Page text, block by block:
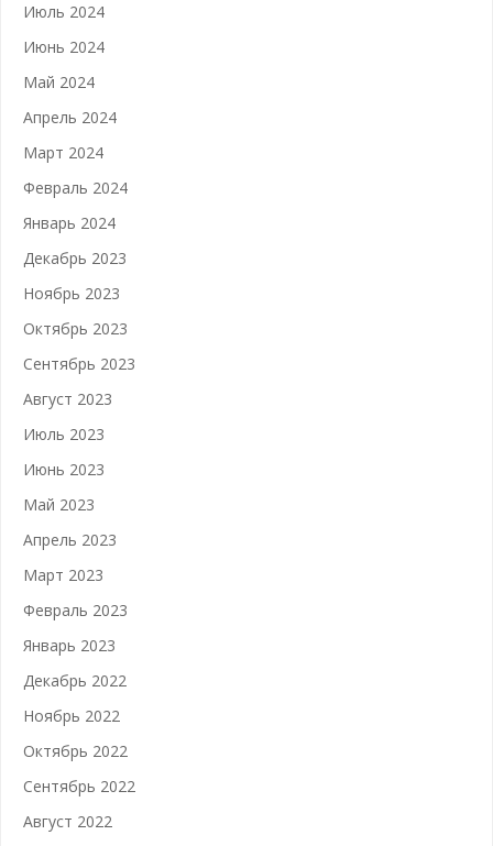
Июль 2024
Июнь 2024
Май 2024
Апрель 2024
Март 2024
Февраль 2024
Январь 2024
Декабрь 2023
Ноябрь 2023
Октябрь 2023
Сентябрь 2023
Август 2023
Июль 2023
Июнь 2023
Май 2023
Апрель 2023
Март 2023
Февраль 2023
Январь 2023
Декабрь 2022
Ноябрь 2022
Октябрь 2022
Сентябрь 2022
Август 2022